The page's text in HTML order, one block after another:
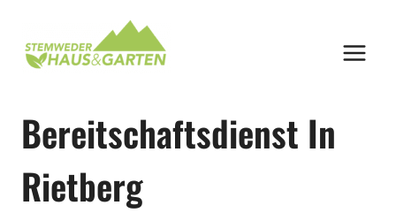
springen
Bereitschaftsdienst In
Rietberg